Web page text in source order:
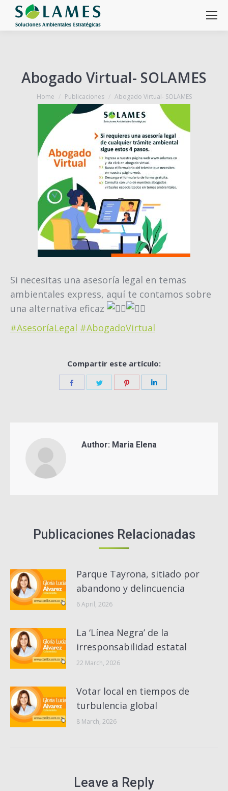
Abogado Virtual- SOLAMES
You are here:
Home Publicaciones Abogado Virtual- SOLAMES
Si necesitas una asesoría legal en temas
ambientales express, aquí te contamos sobre
una alternativa eficaz
#AsesoríaLegal #AbogadoVirtual
Compartir este artículo:
Share
Share
Share
Author: Maria Elena
Publicaciones Relacionadas
Parque Tayrona, sitiado por
abandono y delincuencia
6 April, 2026
La ‘Línea Negra’ de la
irresponsabilidad estatal
22 March, 2026
Votar local en tiempos de
turbulencia global
8 March, 2026
Leave a Reply